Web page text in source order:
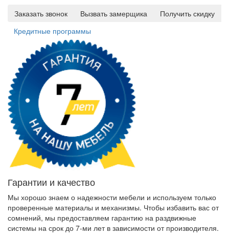
Заказать звонок
Вызвать замерщика
Получить скидку
Кредитные программы
Гарантии и качество
Мы хорошо знаем о надежности мебели и используем только
проверенные материалы и механизмы. Чтобы избавить вас от
сомнений, мы предоставляем гарантию на раздвижные
системы на срок до 7-ми лет в зависимости от производителя.